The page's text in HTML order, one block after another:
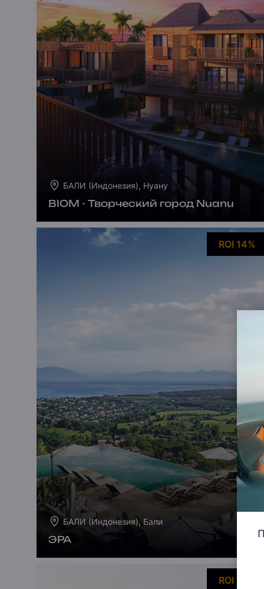
БАЛИ (Индонезия), Нуану
BIOM - Творческий город Nuanu
ROI 14%
БАЛИ (Индонезия), Бали
ЭРА
ROI 14%